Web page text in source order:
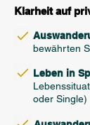
Klarheit auf
bewährten
Leben in
oder Single)